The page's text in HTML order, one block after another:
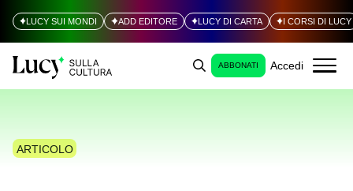
LUCY SUI MONDI ADD EDITORE LUCY DI CARTA I CORSI DI LUCY
ABBONATI Accedi
ARTICOLO